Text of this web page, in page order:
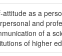
attitude as a
and
of a
of higher